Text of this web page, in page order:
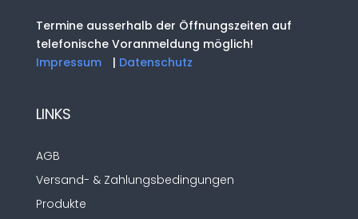
Termine ausserhalb der Öffnungszeiten auf
telefonische Voranmeldung möglich!
Impressum
| Datenschutz
LINKS
AGB
Versand- & Zahlungsbedingungen
Produkte